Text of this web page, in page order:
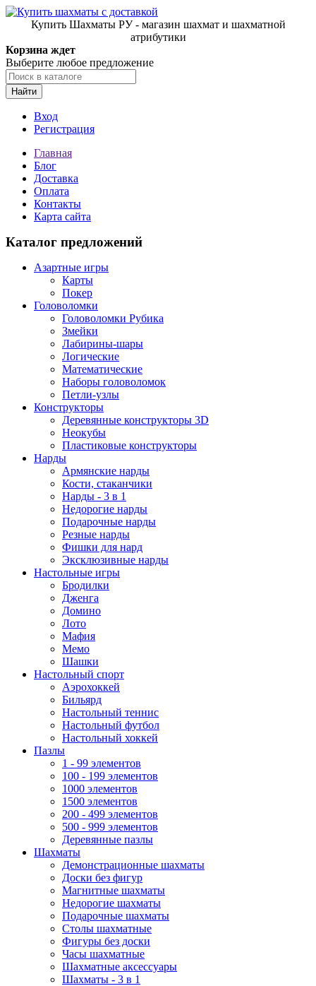
Купить Шахматы РУ - магазин шахмат и шахматной
атрибутики
Корзина ждет
Выберите любое предложение
Найти
Вход
Регистрация
Главная
Блог
Доставка
Оплата
Контакты
Карта сайта
Каталог предложений
Азартные игры
Карты
Покер
Головоломки
Головоломки Рубика
Змейки
Лабирины-шары
Логические
Математические
Наборы головоломок
Петли-узлы
Конструкторы
Деревянные конструкторы 3D
Неокубы
Пластиковые конструкторы
Нарды
Армянские нарды
Кости, стаканчики
Нарды - 3 в 1
Недорогие нарды
Подарочные нарды
Резные нарды
Фишки для нард
Эксклюзивные нарды
Настольные игры
Бродилки
Дженга
Домино
Лото
Мафия
Мемо
Шашки
Настольный спорт
Аэрохоккей
Бильярд
Настольный теннис
Настольный футбол
Настольный хоккей
Пазлы
1 - 99 элементов
100 - 199 элементов
1000 элементов
1500 элементов
200 - 499 элементов
500 - 999 элементов
Деревянные пазлы
Шахматы
Демонстрационные шахматы
Доски без фигур
Магнитные шахматы
Недорогие шахматы
Подарочные шахматы
Столы шахматные
Фигуры без доски
Часы шахматные
Шахматные аксессуары
Шахматы - 3 в 1